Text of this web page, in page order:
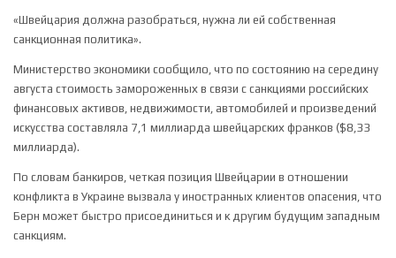
«Швейцария должна разобраться, нужна ли ей собственная
санкционная политика».
Министерство экономики сообщило, что по состоянию на середину
августа стоимость замороженных в связи с санкциями российских
финансовых активов, недвижимости, автомобилей и произведений
искусства составляла 7,1 миллиарда швейцарских франков ($8,33
миллиарда).
По словам банкиров, четкая позиция Швейцарии в отношении
конфликта в Украине вызвала у иностранных клиентов опасения, что
Берн может быстро присоединиться и к другим будущим западным
санкциям.